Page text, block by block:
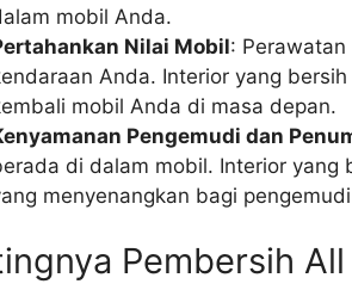
mobil Anda.
Nilai Mobil:
Anda. Interior yang
mobil Anda di masa depan.
Pengemudi dan
di dalam mobil. Interior yang
menyenangkan bagi
Pembersih